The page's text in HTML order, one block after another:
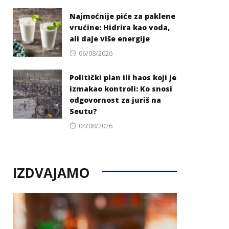
Najmoćnije piće za paklene
vrućine: Hidrira kao voda,
ali daje više energije
Posted
06/08/2026
Politički plan ili haos koji je
izmakao kontroli: Ko snosi
odgovornost za juriš na
Seutu?
Posted
04/08/2026
IZDVAJAMO